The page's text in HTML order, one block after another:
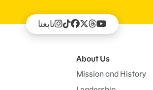
تابعنا
About Us
Mission and History